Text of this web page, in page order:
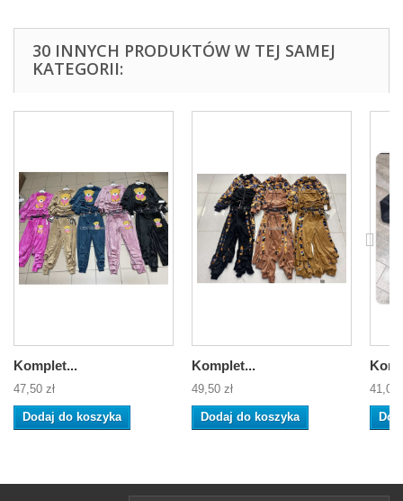
30 INNYCH PRODUKTÓW W TEJ SAMEJ
KATEGORII:
Komplet...
47,50 zł
Dodaj do koszyka
Komplet...
49,50 zł
Dodaj do koszyka
41,00